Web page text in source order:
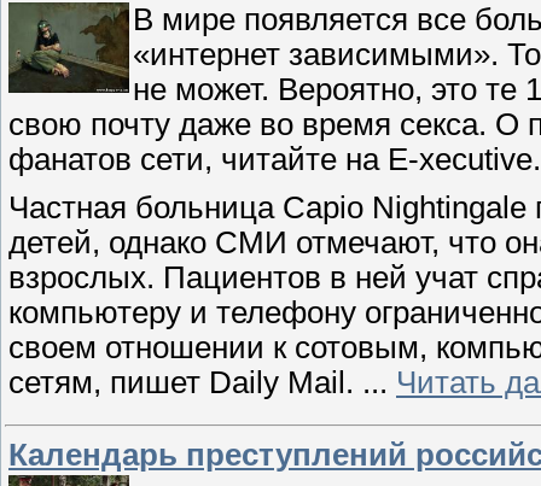
В мире появляется все
«интернет зависимыми».
не может. Вероятно, это те
свою почту даже во время секса. О
фанатов сети, читайте на E-xecutive.
Частная больница Capio Nightingale
детей, однако СМИ отмечают, что
взрослых. Пациентов в ней учат
компьютеру и телефону
своем отношении к сотовым,
сетям, пишет Daily Mail. ... Читать
Календарь преступлений